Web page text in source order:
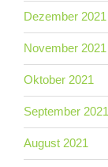
Dezember 2021
November 2021
Oktober 2021
September 2021
August 2021